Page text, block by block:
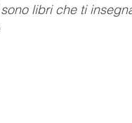
libri che ti